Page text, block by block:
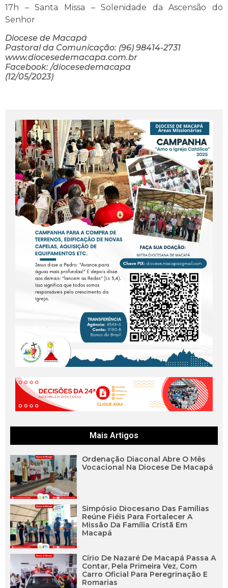
17h – Santa Missa – Solenidade da Ascensão do
Senhor
Diocese de Macapá
Pastoral da Comunicação: (96) 98414-2731
www.diocesedemacapa.com.br
Facebook: /diocesedemacapa
(12/05/2023)
Mais Artigos
Ordenação Diaconal Abre O Mês
Vocacional Na Diocese De Macapá
Simpósio Diocesano Das Famílias
Reúne Fiéis Para Fortalecer A
Missão Da Família Cristã Em
Macapá
Círio De Nazaré De Macapá Passa A
Contar, Pela Primeira Vez, Com
Carro Oficial Para Peregrinação E
Romarias